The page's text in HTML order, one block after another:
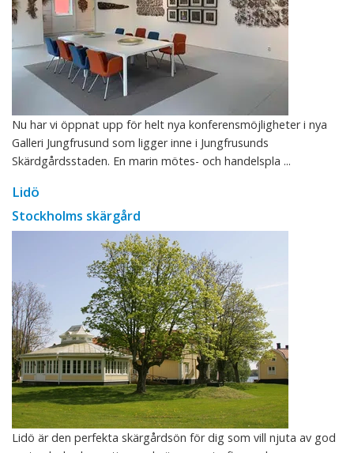
Nu har vi öppnat upp för helt nya konferensmöjligheter i nya
Galleri Jungfrusund som ligger inne i Jungfrusunds
Skärdgårdsstaden. En marin mötes- och handelspla ...
Lidö
Stockholms skärgård
Lidö är den perfekta skärgårdsön för dig som vill njuta av god